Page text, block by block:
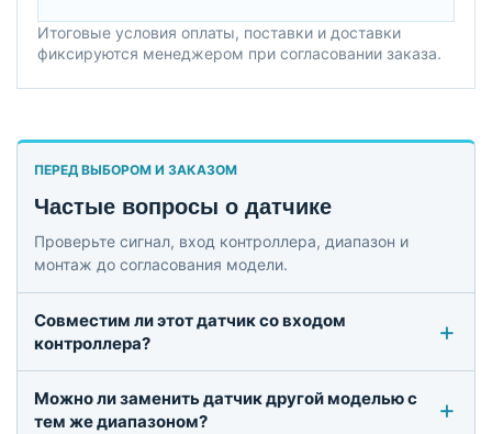
Итоговые условия оплаты, поставки и доставки
фиксируются менеджером при согласовании заказа.
ПЕРЕД ВЫБОРОМ И ЗАКАЗОМ
Частые вопросы о датчике
Проверьте сигнал, вход контроллера, диапазон и
монтаж до согласования модели.
Совместим ли этот датчик со входом
контроллера?
Можно ли заменить датчик другой моделью с
тем же диапазоном?